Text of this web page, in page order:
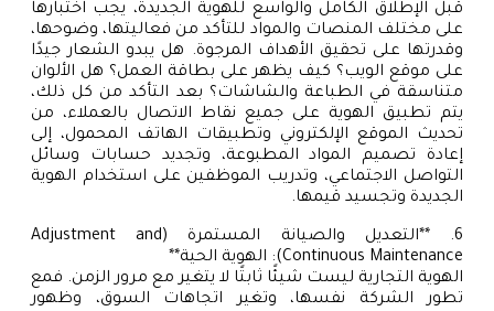
قبل الإطلاق الكامل والواسع للهوية الجديدة، يجب اختبارها
على مختلف المنصات والمواد للتأكد من فعاليتها، وضوحها،
وقدرتها على تحقيق الأهداف المرجوة. هل يبدو الشعار جيدًا
على موقع الويب؟ كيف يظهر على بطاقة العمل؟ هل الألوان
متناسقة في الطباعة والشاشات؟ بعد التأكد من كل ذلك،
يتم تطبيق الهوية على جميع نقاط الاتصال بالعملاء، من
تحديث الموقع الإلكتروني وتطبيقات الهاتف المحمول، إلى
إعادة تصميم المواد المطبوعة، وتجديد حسابات وسائل
التواصل الاجتماعي، وتدريب الموظفين على استخدام الهوية
الجديدة وتجسيد قيمها.
6. **التعديل والصيانة المستمرة (Adjustment and
Continuous Maintenance): الهوية الحية**
الهوية التجارية ليست شيئًا ثابتًا لا يتغير مع مرور الزمن. فمع
تطور الشركة نفسها، وتغير اتجاهات السوق، وظهور